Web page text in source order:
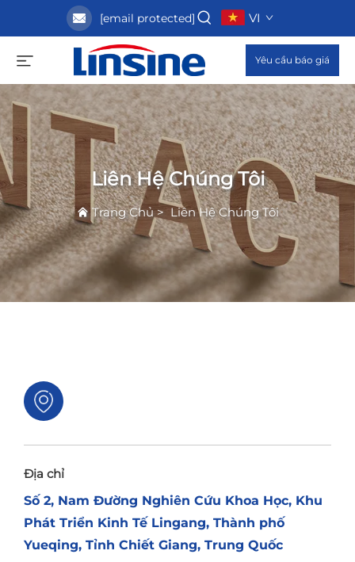
[email protected] VI
Yêu cầu báo giá
Liên Hệ Chúng Tôi
Trang Chủ> Liên Hệ Chúng Tôi
Địa chỉ
Số 2, Nam Đường Nghiên Cứu Khoa Học, Khu
Phát Triển Kinh Tế Lingang, Thành phố
Yueqing, Tỉnh Chiết Giang, Trung Quốc